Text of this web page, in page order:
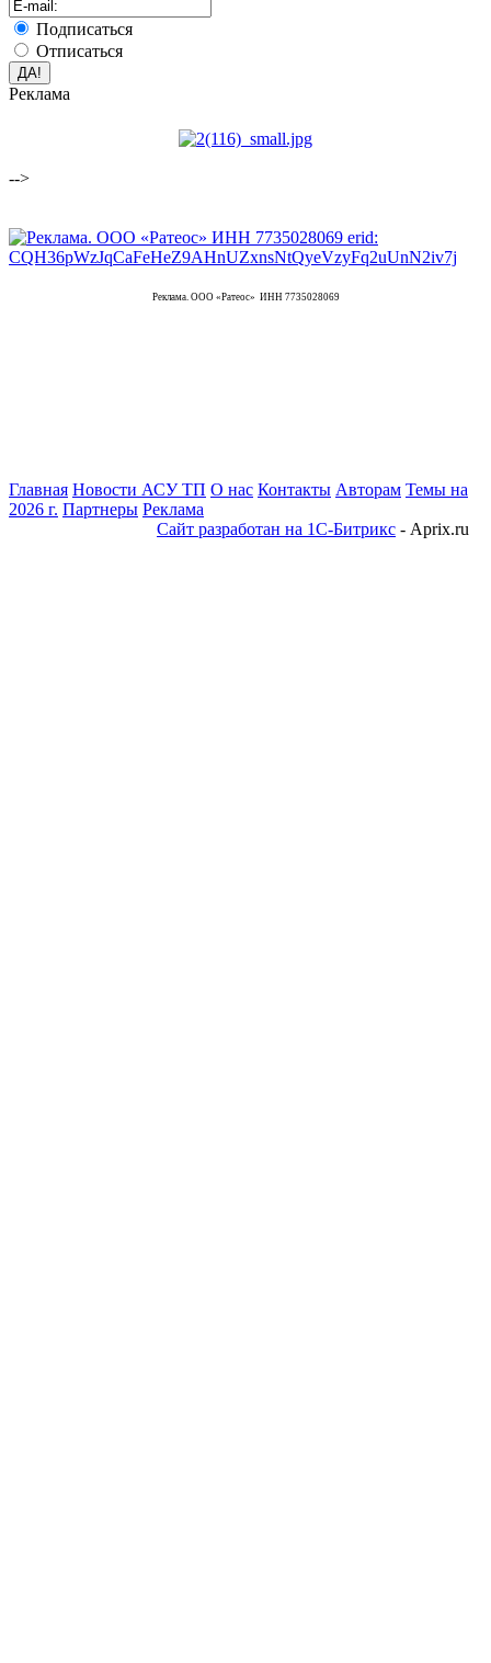
Подписаться
Отписаться
Реклама
-->
Реклама. ООО «Ратеос» ИНН 7735028069
Главная Новости АСУ ТП О нас Контакты Авторам Темы на
2026 г. Партнеры Реклама
Сайт разработан на 1С-Битрикс - Aprix.ru